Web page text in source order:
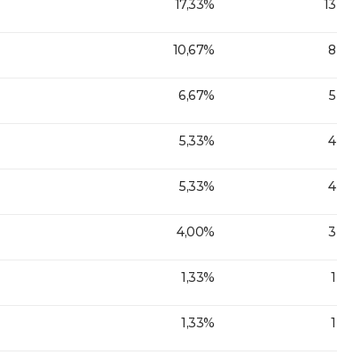
17,33% 13
10,67% 8
6,67% 5
5,33% 4
5,33% 4
4,00% 3
1,33% 1
1,33% 1